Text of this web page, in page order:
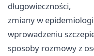
długowieczności,
zmiany w
wprowadzeniu
sposoby rozmowy z